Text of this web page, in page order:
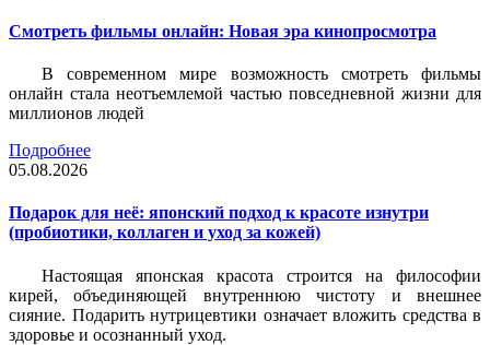
Смотреть фильмы онлайн: Новая эра кинопросмотра
В современном мире возможность смотреть фильмы
онлайн стала неотъемлемой частью повседневной жизни для
миллионов людей
Подробнее
05.08.2026
Подарок для неё: японский подход к красоте изнутри
(пробиотики, коллаген и уход за кожей)
Настоящая японская красота строится на философии
кирей, объединяющей внутреннюю чистоту и внешнее
сияние. Подарить нутрицевтики означает вложить средства в
здоровье и осознанный уход.